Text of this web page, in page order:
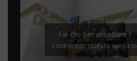
Fai clic per accettare i
cookie per questo servizio